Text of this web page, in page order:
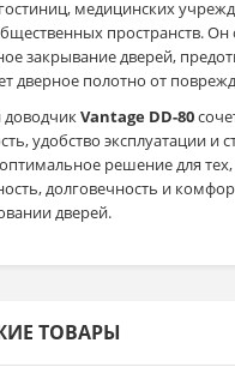
медицинских
пространств. Он
закрывание дверей,
дверное полотно от
Vantage DD-80
удобство эксплуатации и
решение для
долговечность и
дверей.
ТОВАРЫ